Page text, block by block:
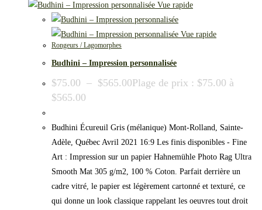
Vue rapide
Vue rapide
Rongeurs / Lagomorphes
Budhini – Impression personnalisée
$75.00 – $565.00Plage de prix : $75.00 à
$565.00
Budhini Écureuil Gris (mélanique) Mont-Rolland, Sainte-
Adèle, Québec Avril 2021 16:9 Les finis disponibles - Fine
Art : Impression sur un papier Hahnemühle Photo Rag Ultra
Smooth Mat 305 g/m2, 100 % Coton. Parfait derrière un
cadre vitré, le papier est légèrement cartonné et texturé, ce
qui donne un look classique rappelant les oeuvres tout droit